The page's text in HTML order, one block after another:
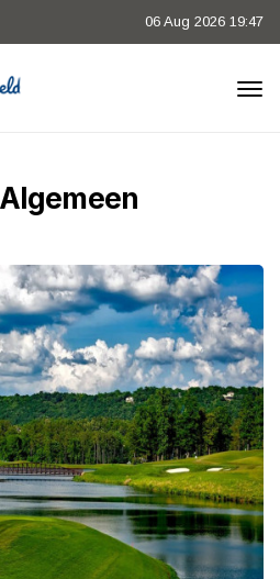
06 Aug 2026 19:47